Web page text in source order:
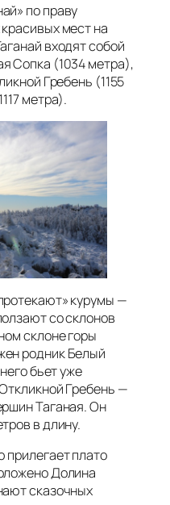
по праву
мест на
входят собой
Сопка (1034 метра),
Гребень (1155
метра).
курумы —
со склонов
склоне горы
родник Белый
бьет уже
Гребень —
Таганая. Он
в длину.
прилегает плато
Долина
сказочных